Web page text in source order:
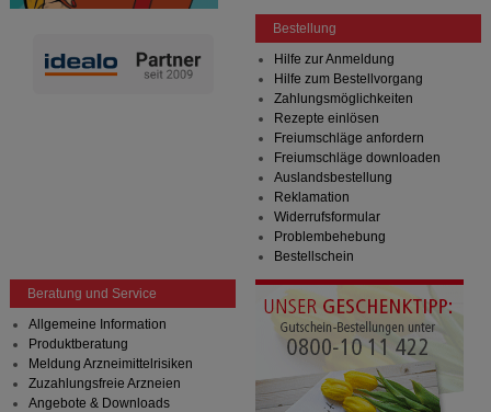
Bestellung
Hilfe zur Anmeldung
Hilfe zum Bestellvorgang
Zahlungsmöglichkeiten
Rezepte einlösen
Freiumschläge anfordern
Freiumschläge downloaden
Auslandsbestellung
Reklamation
Widerrufsformular
Problembehebung
Bestellschein
Beratung und Service
Allgemeine Information
Produktberatung
Meldung Arzneimittelrisiken
Zuzahlungsfreie Arzneien
Angebote & Downloads